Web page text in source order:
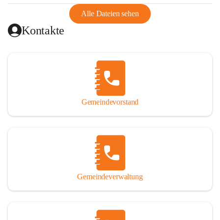
Aus diesem Grund war die Bevölkerung dazu gezwungen,
Schmuggel zu betreiben. Es kam oft zu nächtlichen
Überfällen und Schießereien. Erst mit dem Anschluss des
wirtschaftlich ging es bergauf. Dieser Aufschwung endete
1926. Es folgten Arbeitslosigkeit, Preissteigerung und
Unanbringlichkeit von Produkten. Daher wurde der
Anschluss an das Deutsche Reich begrüßt. Als der Zweite
Weltkrieg ausbrach, schwang die Stimmung um. Es starben
26 Männer an der Front, weitere 16 werden vermisst.
Von 1971 bis 1991 gehörte Wörterberg zur Gemeinde
Ollersdorf. Durch den Einsatz von mehreren Ortsansässigen
wurde Wörterberg 1991 wieder eine eigenständige
Die Gemeinde liegt im Südburgenland im Nordwesten des
Alle Dateien sehen
Kontakte
Gemeindevorstand
Gemeindeverwaltung